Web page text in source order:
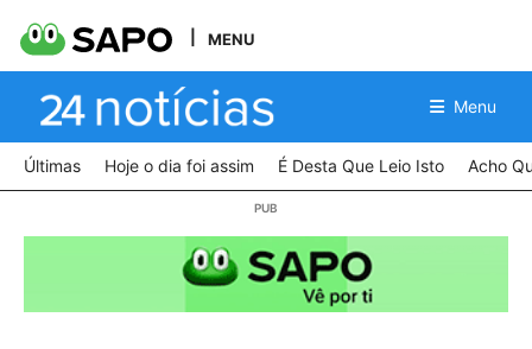
MENU
Menu
Últimas Hoje o dia foi assim É Desta Que Leio Isto Acho